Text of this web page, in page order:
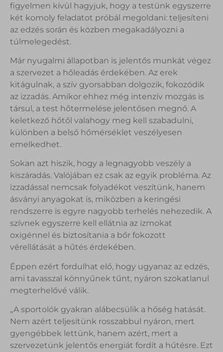
figyelmen kívül hagyjuk, hogy a testünk egyszerre
két komoly feladatot próbál megoldani: teljesíteni
az edzés során és közben megakadályozni a
túlmelegedést.
Már nyugalmi állapotban is jelentős munkát végez
a szervezet a hőleadás érdekében. Az erek
kitágulnak, a szív gyorsabban dolgozik, fokozódik
az izzadás. Amikor ehhez még intenzív mozgás is
társul, a test hőtermelése jelentősen megnő. A
keletkező hőtől valahogy meg kell szabadulni,
különben a belső hőmérséklet veszélyesen
emelkedhet.
Sokan azt hiszik, hogy a legnagyobb veszély a
kiszáradás. Valójában ez csak az egyik probléma. Az
izzadással nemcsak folyadékot veszítünk, hanem
ásványi anyagokat is, miközben a keringési
rendszerre is egyre nagyobb terhelés nehezedik. A
szívnek egyszerre kell ellátnia az izmokat
oxigénnel és biztosítania a bőr fokozott
vérellátását a hűtés érdekében.
Éppen ezért fordulhat elő, hogy ugyanaz az edzés,
ami tavasszal könnyűnek tűnt, nyáron szokatlanul
megterhelővé válik.
„A sportolók gyakran alábecsülik a hőség hatását.
Nem azért teljesítünk rosszabbul nyáron, mert
gyengébbek lettünk, hanem azért, mert a
szervezetünk jelentős energiát fordít a hűtésre. Ezt